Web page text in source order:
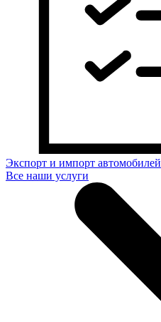
Экспорт и импорт автомобилей
Все наши услуги